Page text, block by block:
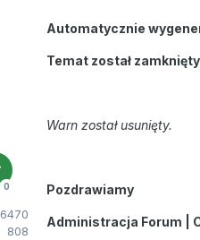
0
6470
808
Automatycznie
Temat został
Warn został usunięty.
Pozdrawiamy
Administracja Forum |